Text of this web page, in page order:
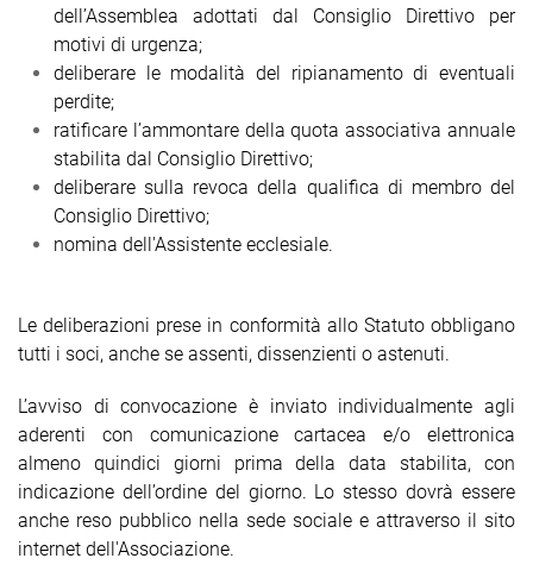
dell’Assemblea adottati dal Consiglio Direttivo per
motivi di urgenza;
deliberare le modalità del ripianamento di eventuali
perdite;
ratificare l’ammontare della quota associativa annuale
stabilita dal Consiglio Direttivo;
deliberare sulla revoca della qualifica di membro del
Consiglio Direttivo;
nomina dell'Assistente ecclesiale.
Le deliberazioni prese in conformità allo Statuto obbligano
tutti i soci, anche se assenti, dissenzienti o astenuti.
L’avviso di convocazione è inviato individualmente agli
aderenti con comunicazione cartacea e/o elettronica
almeno quindici giorni prima della data stabilita, con
indicazione dell’ordine del giorno. Lo stesso dovrà essere
anche reso pubblico nella sede sociale e attraverso il sito
internet dell'Associazione.